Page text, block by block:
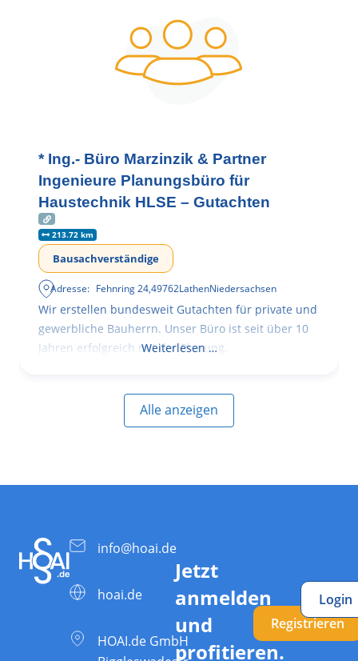
* Ing.- Büro Marzinzik & Partner
Ingenieure Planungsbüro für
Haustechnik HLSE – Gutachten
213.72 km
Bausachverständige
Adresse: Fehnring 24,49762LathenNiedersachsen
Wir erstellen bundesweit Gutachten für private und
gewerbliche Bauherrn. Unser Büro ist seit über 10
Jahren erfolgreich mit der Planung,
Weiterlesen …
Alle anzeigen
info@hoai.de
hoai.de
HOAI.de GmbH
Jetzt
anmelden
und
profitieren.
Registrieren
Login